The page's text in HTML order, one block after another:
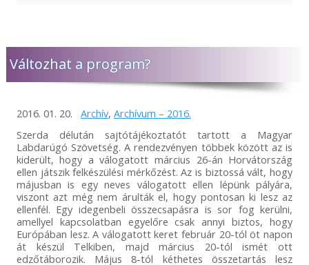
Változhat a program?
2016. 01. 20. Archív, Archívum – 2016.
Szerda délután sajtótájékoztatót tartott a Magyar
Labdarúgó Szövetség. A rendezvényen többek között az is
kiderült, hogy a válogatott március 26-án Horvátország
ellen játszik felkészülési mérkőzést. Az is biztossá vált, hogy
májusban is egy neves válogatott ellen lépünk pályára,
viszont azt még nem árulták el, hogy pontosan ki lesz az
ellenfél. Egy idegenbeli összecsapásra is sor fog kerülni,
amellyel kapcsolatban egyelőre csak annyi biztos, hogy
Európában lesz. A válogatott keret február 20-tól öt napon
át készül Telkiben, majd március 20-tól ismét ott
edzőtáborozik. Május 8-tól kéthetes összetartás lesz